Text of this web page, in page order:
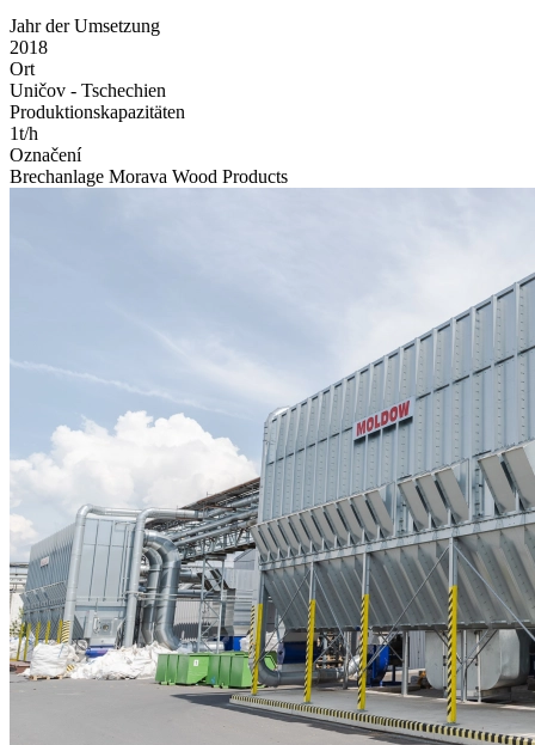
Jahr der Umsetzung
2018
Ort
Uničov - Tschechien
Produktionskapazitäten
1t/h
Označení
Brechanlage Morava Wood Products